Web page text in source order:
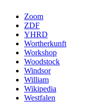
Zoom
ZDF
YHRD
Wortherkunft
Workshop
Woodstock
Windsor
William
Wikipedia
Westfalen